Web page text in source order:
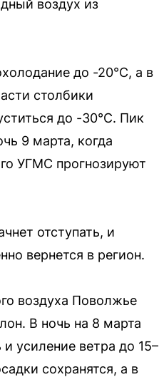
воздух из
до -20°С, а в
столбики
до -30°С. Пик
9 марта, когда
УГМС прогнозируют
отступать, и
вернется в регион.
воздуха Поволжье
В ночь на 8 марта
усиление ветра до 15–
сохранятся, а в